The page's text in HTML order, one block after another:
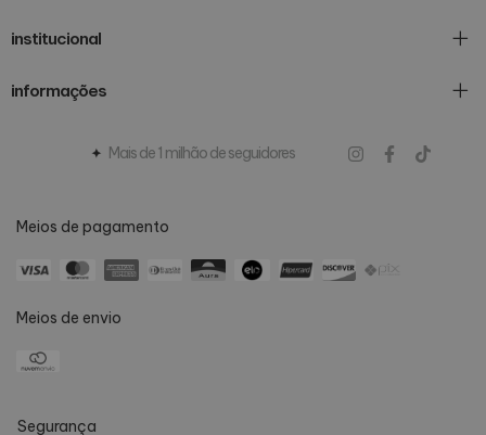
institucional
informações
Mais de 1 milhão de seguidores
Meios de pagamento
Meios de envio
Segurança